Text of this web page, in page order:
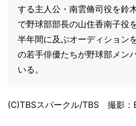
する主人公・南雲脩司役を鈴
で野球部部長の山住香南子役
半年間に及ぶオーディション
の若手俳優たちが野球部メン
いる。
(C)TBSスパークル/TBS 撮影：